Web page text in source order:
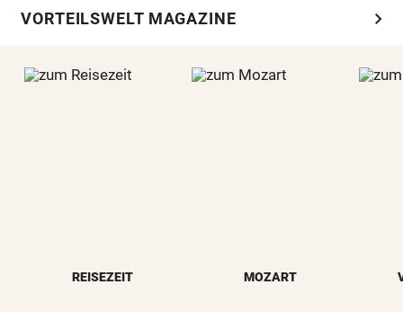
VORTEILSWELT MAGAZINE chevron_right
REISEZEIT MOZART